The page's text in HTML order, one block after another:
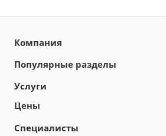
Компания
Популярные разделы
Услуги
Цены
Специалисты